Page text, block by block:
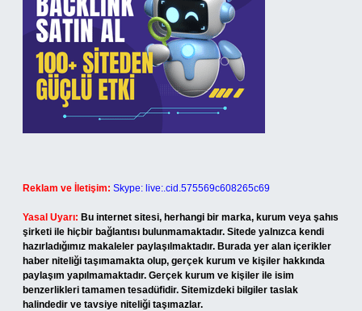
Reklam ve İletişim: Skype: live:.cid.575569c608265c69
Yasal Uyarı: Bu internet sitesi, herhangi bir marka, kurum veya şahıs
şirketi ile hiçbir bağlantısı bulunmamaktadır. Sitede yalnızca kendi
hazırladığımız makaleler paylaşılmaktadır. Burada yer alan içerikler
haber niteliği taşımamakta olup, gerçek kurum ve kişiler hakkında
paylaşım yapılmamaktadır. Gerçek kurum ve kişiler ile isim
benzerlikleri tamamen tesadüfidir. Sitemizdeki bilgiler taslak
halindedir ve tavsiye niteliği taşımazlar.